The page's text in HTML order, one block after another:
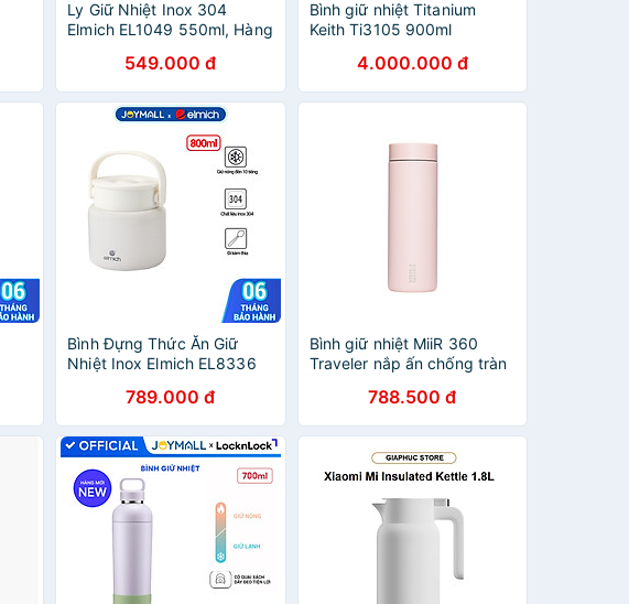
Ly Giữ Nhiệt Inox 304
Elmich EL1049 550ml, Hàng
Quai Xách Tiện Lợi-JoyMall
549.000 đ
Bình giữ nhiệt Titanium
Keith Ti3105 900ml
4.000.000 đ
-
Bình Đựng Thức Ăn Giữ
Nhiệt Inox Elmich EL8336
Hãng,Kèm Muỗng,Có Thể Ủ
Cháo-JoyMall
789.000 đ
Bình giữ nhiệt MiiR 360
Traveler nắp ấn chống tràn
Mỹ nhập khẩu chính hãng
788.500 đ